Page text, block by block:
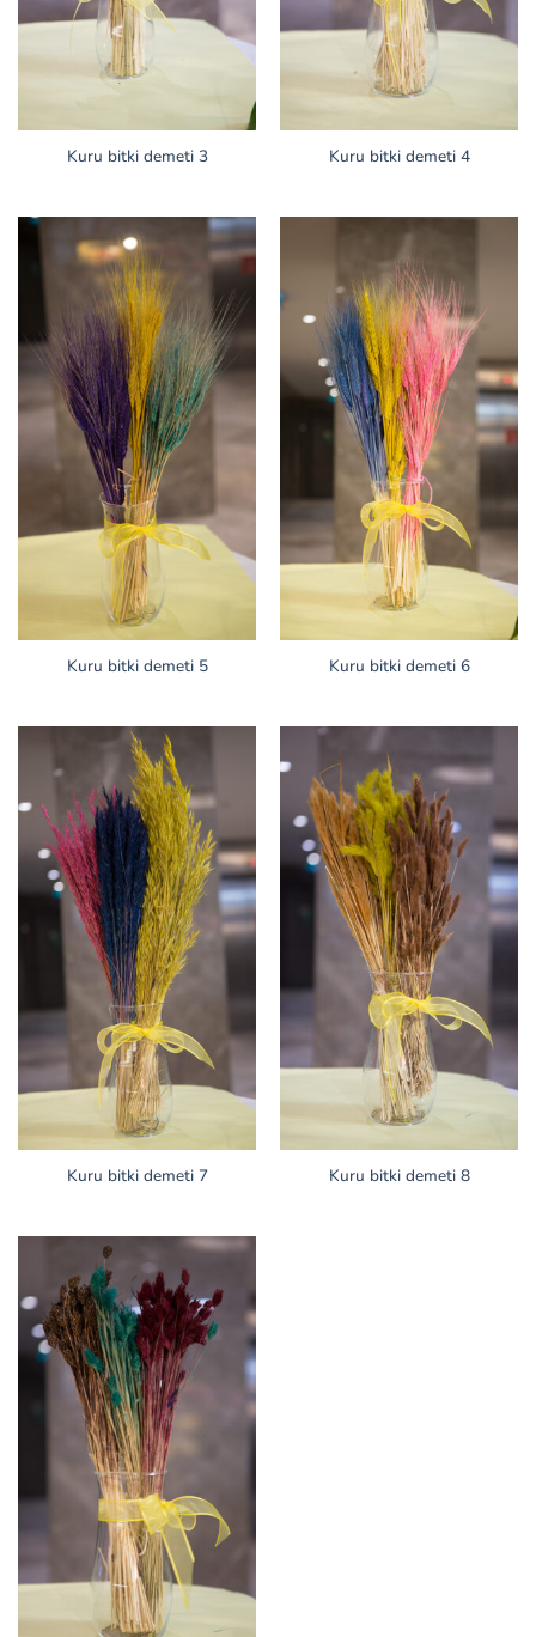
Kuru bitki demeti 3 Kuru bitki demeti 4
Kuru bitki demeti 5 Kuru bitki demeti 6
Kuru bitki demeti 7 Kuru bitki demeti 8